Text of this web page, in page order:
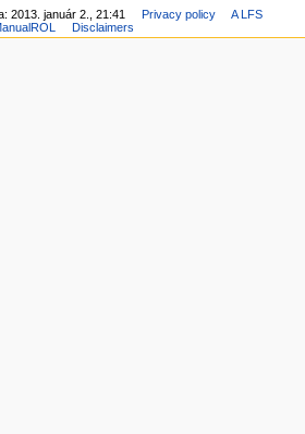
2013. január 2., 21:41 Privacy policy
A LFS
Disclaimers